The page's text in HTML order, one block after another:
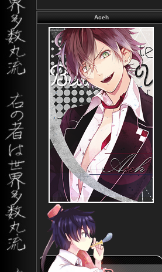
Aceh